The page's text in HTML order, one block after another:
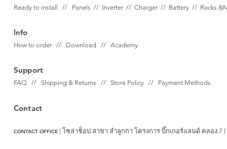
Ready to install // Panels // Inverter // Charger // Battery // Racks
Info
How to order // Download // Academy
Support
FAQ // Shipping & Returns // Store Policy // Payment Methods
Contact
CONTACT OFFICE | โซล่าช็อป สาขา ลำลูกกา โครงการ บิ๊กเกอร์แลนด์ คลอง 7